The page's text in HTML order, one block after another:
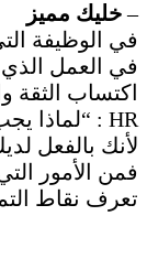
–خليك مميز
في الوظيفة
في العمل
اكتساب الثقة
HR : “لماذا يجب أن أوافق عليك للعمل بالوظيفة؟”،
لأنك بالفعل
فمن الأمور
تعرف نقاط